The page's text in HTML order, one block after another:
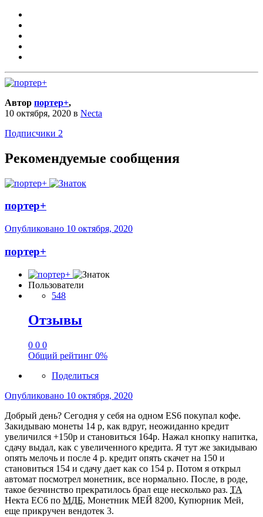
Автор портер+,
10 октября, 2020 в Necta
Подписчики 2
Рекомендуемые сообщения
портер+
Опубликовано 10 октября, 2020
портер+
Пользователи
548
Отзывы
0 0 0
Общий рейтинг 0%
Поделиться
Опубликовано 10 октября, 2020
Добрый день? Сегодня у себя на одном ES6 покупал кофе.
Закидываю монеты 14 р, как вдруг, неожиданно кредит
увеличился +150р и становиться 164р. Нажал кнопку напитка,
сдачу выдал, как с увеличенного кредита. Я тут же закидываю
опять мелочь и после 4 р. кредит опять скачет на 150 и
становиться 154 и сдачу дает как со 154 р. Потом я открыл
автомат посмотрел монетник, все нормально. После, в роде,
такое безчинство прекратилось брал еще несколько раз. ТА
Некта ЕС6 по МДБ, Монетник МЕЙ 8200, Купюрник Мей,
еще прикручен вендотек 3.